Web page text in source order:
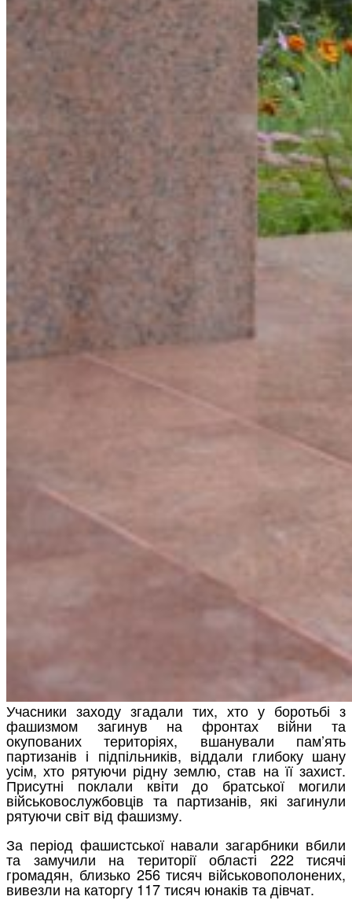
Учасники заходу згадали тих, хто у боротьбі з
фашизмом загинув на фронтах війни та
окупованих територіях, вшанували пам’ять
партизанів і підпільників, віддали глибоку шану
усім, хто рятуючи рідну землю, став на її захист.
Присутні поклали квіти до братської могили
військовослужбовців та партизанів, які загинули
рятуючи світ від фашизму.
За період фашистської навали загарбники вбили
та замучили на території області 222 тисячі
громадян, близько 256 тисяч військовополонених,
вивезли на каторгу 117 тисяч юнаків та дівчат.